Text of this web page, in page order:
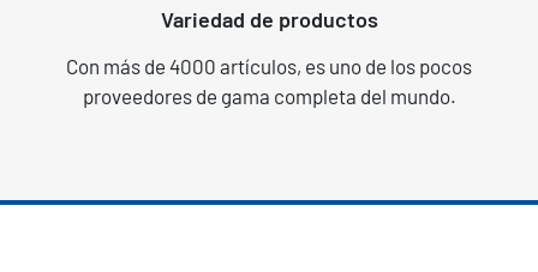
Variedad de productos
Con más de 4000 artículos, es uno de los pocos
proveedores de gama completa del mundo.